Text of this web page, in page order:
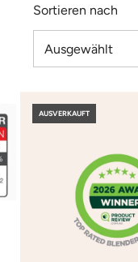
Sortieren nach
AUSVERKAUFT